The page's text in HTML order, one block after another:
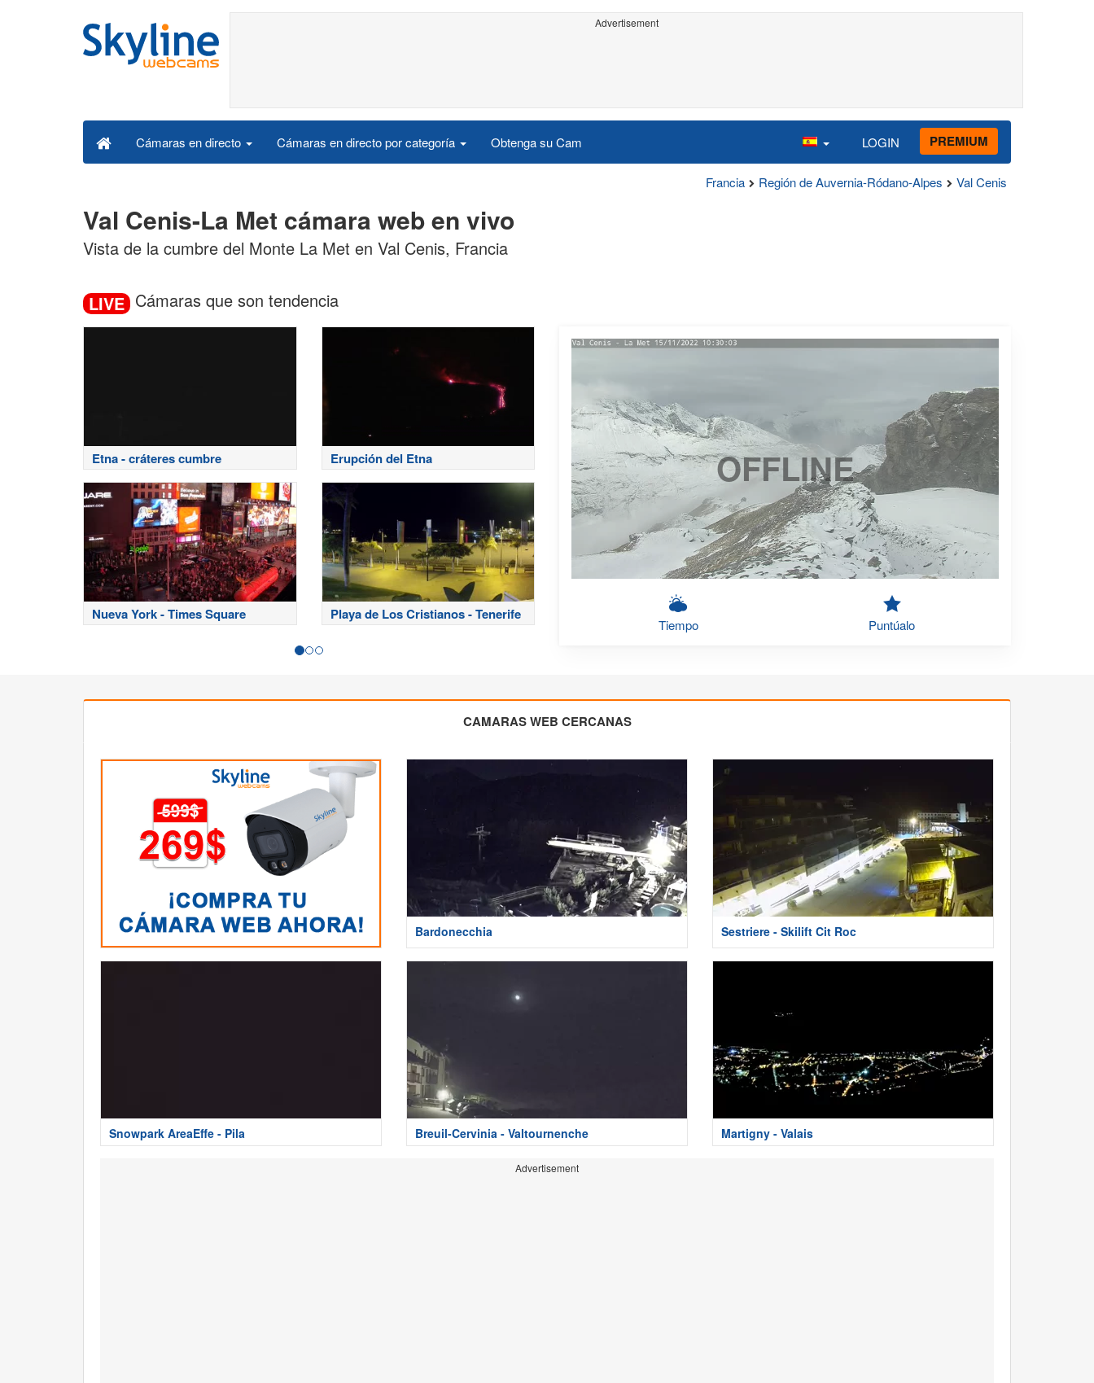
Advertisement
Cámaras en directo Cámaras en directo por categoría Obtenga su Cam LOGIN PREMIUM
Francia Región de Auvernia-Ródano-Alpes Val Cenis
Val Cenis-La Met cámara web en vivo
Vista de la cumbre del Monte La Met en Val Cenis, Francia
LIVE Cámaras que son tendencia
Etna - cráteres cumbre Erupción del Etna
Nueva York - Times Square Playa de Los Cristianos - Tenerife
OFFLINE
Tiempo Puntúalo
CAMARAS WEB CERCANAS
Bardonecchia Sestriere - Skilift Cit Roc
Snowpark AreaEffe - Pila Breuil-Cervinia - Valtournenche Martigny - Valais
Advertisement